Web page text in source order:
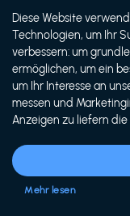
-20%
Siech Cycles
Entdecke den
Mehr lesen
Diese Website
Technologien, um Ihr
verbessern: um
ermöglichen, um ein
um Ihr Interesse an
messen und
Anzeigen zu liefern